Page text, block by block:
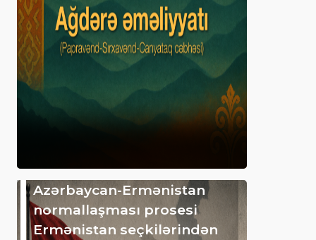
Azərbaycan-Ermənistan
normallaşması prosesi
Ermənistan seçkilərindən